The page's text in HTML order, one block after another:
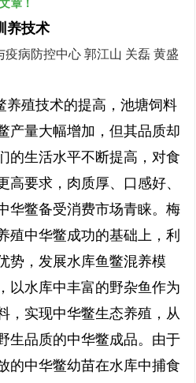
章！
养技术
病防控中心 郭江山 关磊 黄盛
养殖技术的提高，池塘饲料
产量大幅增加，但其品质却
的生活水平不断提高，对食
高要求，肉质厚、口感好、
华鳖备受消费市场青睐。梅
殖中华鳖成功的基础上，利
势，发展水库鱼鳖混养模
以水库中丰富的野杂鱼作为
，实现中华鳖生态养殖，从
生品质的中华鳖成品。由于
的中华鳖幼苗在水库中捕食